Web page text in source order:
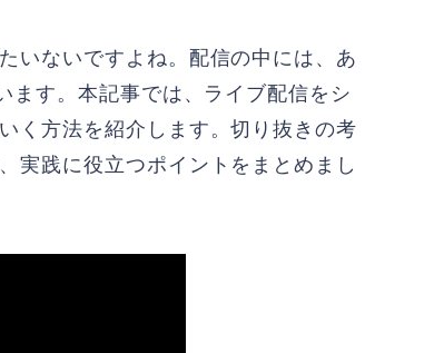
いないですよね。配信の中には、あ
ます。本記事では、ライブ配信をシ
く方法を紹介します。切り抜きの考
実践に役立つポイントをまとめまし